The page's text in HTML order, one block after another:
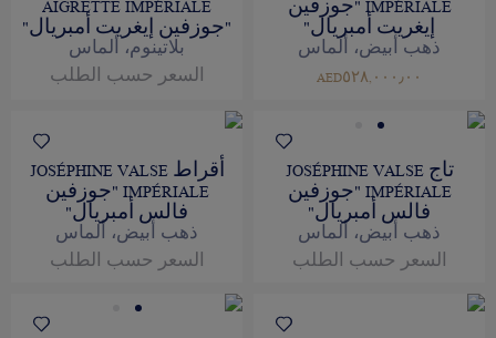
IMPÉRIALE "جوزفين
إيغريت أمبريال"
ذهب أبيض، ألماس
AED٥٢٨,٠٠٠٫٠٠
AIGRETTE IMPÉRIALE
"جوزفين إيغريت أمبريال"
بلاتينوم، ألماس
السعر حسب الطلب
تاج JOSÉPHINE VALSE
IMPÉRIALE "جوزفين
فالس أمبريال"
ذهب أبيض، ألماس
السعر حسب الطلب
أقراط JOSÉPHINE VALSE
IMPÉRIALE "جوزفين
فالس أمبريال"
ذهب أبيض، ألماس
السعر حسب الطلب